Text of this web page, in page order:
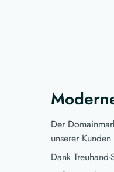
Der
unserer
Dank